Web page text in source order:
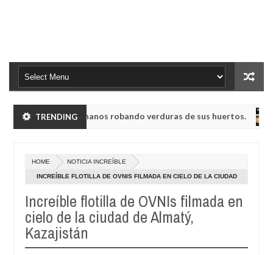
TRENDING
enanos robando verduras de sus huertos.
enanos robando verduras de sus huertos.
May
2025
76, conocida como la radio del fin del mundo volvió a emitir
HOME NOTICIA INCREÍBLE
INCREÍBLE FLOTILLA DE OVNIS FILMADA EN CIELO DE LA CIUDAD
Increíble flotilla de OVNIs filmada en
cielo de la ciudad de Almatý,
Kazajistán